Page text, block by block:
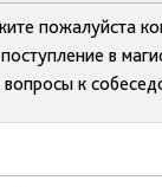
пожалуйста
в
к